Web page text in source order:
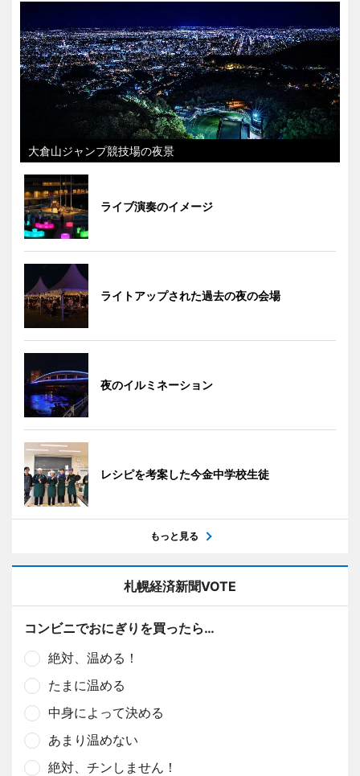
大倉山ジャンプ競技場の夜景
ライブ演奏のイメージ
ライトアップされた過去の夜の会場
夜のイルミネーション
レシピを考案した今金中学校生徒
もっと見る
札幌経済新聞VOTE
コンビニでおにぎりを買ったら…
絶対、温める！
たまに温める
中身によって決める
あまり温めない
絶対、チンしません！